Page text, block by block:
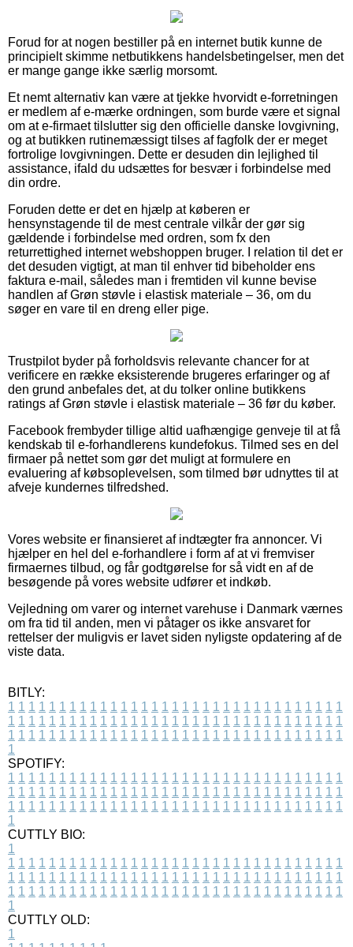
Forud for at nogen bestiller på en internet butik kunne de
principielt skimme netbutikkens handelsbetingelser, men det
er mange gange ikke særlig morsomt.
Et nemt alternativ kan være at tjekke hvorvidt e-forretningen
er medlem af e-mærke ordningen, som burde være et signal
om at e-firmaet tilslutter sig den officielle danske lovgivning,
og at butikken rutinemæssigt tilses af fagfolk der er meget
fortrolige lovgivningen. Dette er desuden din lejlighed til
assistance, ifald du udsættes for besvær i forbindelse med
din ordre.
Foruden dette er det en hjælp at køberen er
hensynstagende til de mest centrale vilkår der gør sig
gældende i forbindelse med ordren, som fx den
returrettighed internet webshoppen bruger. I relation til det er
det desuden vigtigt, at man til enhver tid bibeholder ens
faktura e-mail, således man i fremtiden vil kunne bevise
handlen af Grøn støvle i elastisk materiale – 36, om du
søger en vare til en dreng eller pige.
Trustpilot byder på forholdsvis relevante chancer for at
verificere en række eksisterende brugeres erfaringer og af
den grund anbefales det, at du tolker online butikkens
ratings af Grøn støvle i elastisk materiale – 36 før du køber.
Facebook frembyder tillige altid uafhængige genveje til at få
kendskab til e-forhandlerens kundefokus. Tilmed ses en del
firmaer på nettet som gør det muligt at formulere en
evaluering af købsoplevelsen, som tilmed bør udnyttes til at
afveje kundernes tilfredshed.
Vores website er finansieret af indtægter fra annoncer. Vi
hjælper en hel del e-forhandlere i form af at vi fremviser
firmaernes tilbud, og får godtgørelse for så vidt en af de
besøgende på vores website udfører et indkøb.
Vejledning om varer og internet varehuse i Danmark værnes
om fra tid til anden, men vi påtager os ikke ansvaret for
rettelser der muligvis er lavet siden nyligste opdatering af de
viste data.
BITLY:
1 1 1 1 1 1 1 1 1 1 1 1 1 1 1 1 1 1 1 1 1 1 1 1 1 1 1 1 1 1 1 1 1
1 1 1 1 1 1 1 1 1 1 1 1 1 1 1 1 1 1 1 1 1 1 1 1 1 1 1 1 1 1 1 1 1
1 1 1 1 1 1 1 1 1 1 1 1 1 1 1 1 1 1 1 1 1 1 1 1 1 1 1 1 1 1 1 1 1
1
SPOTIFY:
1 1 1 1 1 1 1 1 1 1 1 1 1 1 1 1 1 1 1 1 1 1 1 1 1 1 1 1 1 1 1 1 1
1 1 1 1 1 1 1 1 1 1 1 1 1 1 1 1 1 1 1 1 1 1 1 1 1 1 1 1 1 1 1 1 1
1 1 1 1 1 1 1 1 1 1 1 1 1 1 1 1 1 1 1 1 1 1 1 1 1 1 1 1 1 1 1 1 1
1
CUTTLY BIO:
1
1 1 1 1 1 1 1 1 1 1 1 1 1 1 1 1 1 1 1 1 1 1 1 1 1 1 1 1 1 1 1 1 1
1 1 1 1 1 1 1 1 1 1 1 1 1 1 1 1 1 1 1 1 1 1 1 1 1 1 1 1 1 1 1 1 1
1 1 1 1 1 1 1 1 1 1 1 1 1 1 1 1 1 1 1 1 1 1 1 1 1 1 1 1 1 1 1 1 1
1
CUTTLY OLD:
1